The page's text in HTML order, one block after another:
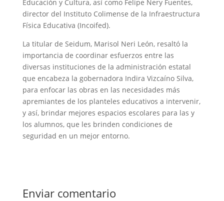
Educación y Cultura, así como Felipe Nery Fuentes,
director del Instituto Colimense de la Infraestructura
Física Educativa (Incoifed).
La titular de Seidum, Marisol Neri León, resaltó la
importancia de coordinar esfuerzos entre las
diversas instituciones de la administración estatal
que encabeza la gobernadora Indira Vizcaíno Silva,
para enfocar las obras en las necesidades más
apremiantes de los planteles educativos a intervenir,
y así, brindar mejores espacios escolares para las y
los alumnos, que les brinden condiciones de
seguridad en un mejor entorno.
Enviar comentario